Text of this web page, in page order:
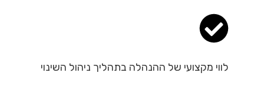
לווי מקצועי של ההנהלה בתהליך ניהול השינוי